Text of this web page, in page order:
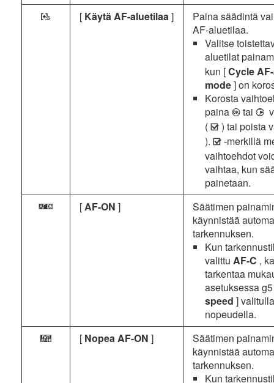
l [ Käytä AF-aluetilaa]
Paina säädintä
AF-aluetilaa.
Valitse
aluetilat
kun [Cycle
mode] on
Korosta
paina J tai 2
( M ) tai poista
). M -merkillä
vaihtoehdot
vaihtaa, kun
painetaan.
A [AF-ON ]
Säätimen
käynnistää
tarkennuksen.
Kun
valittu AF-C ,
tarkentaa
asetuksessa
speed ] valitulla
nopeudella.
n [ Nopea AF-ON ]
Säätimen
käynnistää
tarkennuksen.
Kun